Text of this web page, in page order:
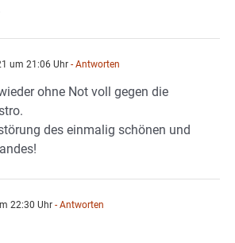
um 21:06 Uhr - Antworten
ohne Not voll gegen die
des einmalig schönen und
22:30 Uhr - Antworten